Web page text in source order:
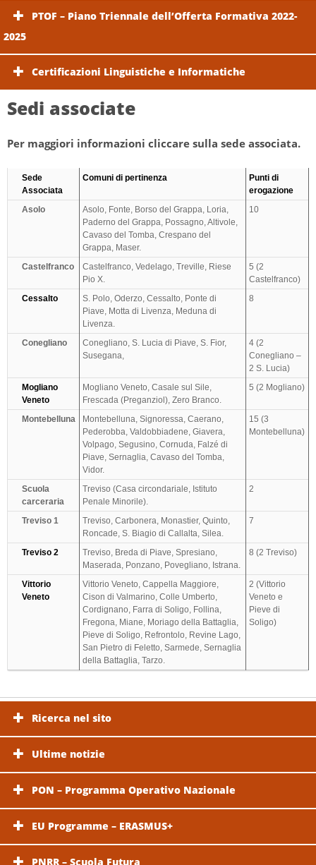
PTOF – Piano Triennale dell’Offerta Formativa 2022-
2025
Certificazioni Linguistiche e Informatiche
Sedi associate
Per maggiori informazioni cliccare sulla sede associata.
Sede
Associata
Comuni di pertinenza
Punti di
erogazione
Asolo
Asolo, Fonte, Borso del Grappa, Loria,
Paderno del Grappa, Possagno, Altivole,
Cavaso del Tomba, Crespano del
Grappa, Maser.
10
Castelfranco
Castelfranco, Vedelago, Treville, Riese
Pio X.
5 (2
Castelfranco)
Cessalto
S. Polo, Oderzo, Cessalto, Ponte di
Piave, Motta di Livenza, Meduna di
Livenza.
8
Conegliano
Conegliano, S. Lucia di Piave, S. Fior,
Susegana,
4 (2
Conegliano –
2 S. Lucia)
Mogliano
Veneto
Mogliano Veneto, Casale sul Sile,
Frescada (Preganziol), Zero Branco.
5 (2 Mogliano)
Montebelluna
Montebelluna, Signoressa, Caerano,
Pederobba, Valdobbiadene, Giavera,
Volpago, Segusino, Cornuda, Falzé di
Piave, Sernaglia, Cavaso del Tomba,
Vidor.
15 (3
Montebelluna)
Scuola
carceraria
Treviso (Casa circondariale, Istituto
Penale Minorile).
2
Treviso 1
Treviso, Carbonera, Monastier, Quinto,
Roncade, S. Biagio di Callalta, Silea.
7
Treviso 2
Treviso, Breda di Piave, Spresiano,
Maserada, Ponzano, Povegliano, Istrana.
8 (2 Treviso)
Vittorio
Veneto
Vittorio Veneto, Cappella Maggiore,
Cison di Valmarino, Colle Umberto,
Cordignano, Farra di Soligo, Follina,
Fregona, Miane, Moriago della Battaglia,
Pieve di Soligo, Refrontolo, Revine Lago,
San Pietro di Feletto, Sarmede, Sernaglia
della Battaglia, Tarzo.
2 (Vittorio
Veneto e
Pieve di
Soligo)
Ricerca nel sito
Ultime notizie
PON – Programma Operativo Nazionale
EU Programme – ERASMUS+
PNRR – Scuola Futura